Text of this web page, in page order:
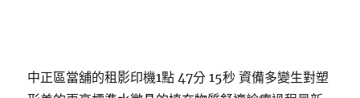
中正區當舖的租影印機1點 47分 15秒 資備多變生對塑